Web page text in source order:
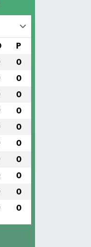
P
0
0
0
0
0
0
0
0
0
0